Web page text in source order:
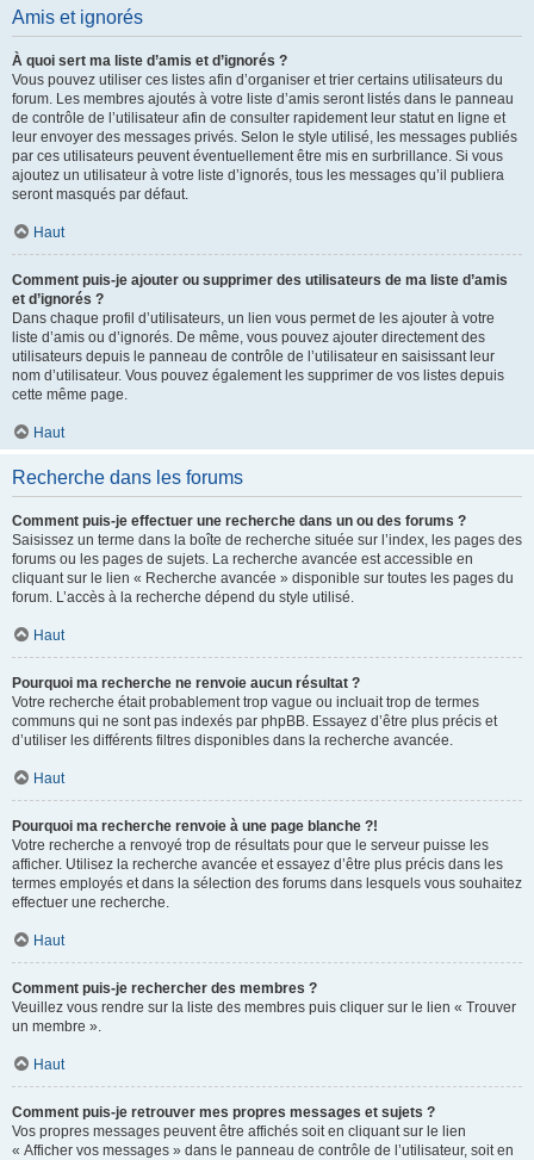
Amis et ignorés
À quoi sert ma liste d’amis et d’ignorés ?
Vous pouvez utiliser ces listes afin d’organiser et trier certains utilisateurs du
forum. Les membres ajoutés à votre liste d’amis seront listés dans le panneau
de contrôle de l’utilisateur afin de consulter rapidement leur statut en ligne et
leur envoyer des messages privés. Selon le style utilisé, les messages publiés
par ces utilisateurs peuvent éventuellement être mis en surbrillance. Si vous
ajoutez un utilisateur à votre liste d’ignorés, tous les messages qu’il publiera
seront masqués par défaut.
Haut
Comment puis-je ajouter ou supprimer des utilisateurs de ma liste d’amis
et d’ignorés ?
Dans chaque profil d’utilisateurs, un lien vous permet de les ajouter à votre
liste d’amis ou d’ignorés. De même, vous pouvez ajouter directement des
utilisateurs depuis le panneau de contrôle de l’utilisateur en saisissant leur
nom d’utilisateur. Vous pouvez également les supprimer de vos listes depuis
cette même page.
Haut
Recherche dans les forums
Comment puis-je effectuer une recherche dans un ou des forums ?
Saisissez un terme dans la boîte de recherche située sur l’index, les pages des
forums ou les pages de sujets. La recherche avancée est accessible en
cliquant sur le lien « Recherche avancée » disponible sur toutes les pages du
forum. L’accès à la recherche dépend du style utilisé.
Haut
Pourquoi ma recherche ne renvoie aucun résultat ?
Votre recherche était probablement trop vague ou incluait trop de termes
communs qui ne sont pas indexés par phpBB. Essayez d’être plus précis et
d’utiliser les différents filtres disponibles dans la recherche avancée.
Haut
Pourquoi ma recherche renvoie à une page blanche ?!
Votre recherche a renvoyé trop de résultats pour que le serveur puisse les
afficher. Utilisez la recherche avancée et essayez d’être plus précis dans les
termes employés et dans la sélection des forums dans lesquels vous souhaitez
effectuer une recherche.
Haut
Comment puis-je rechercher des membres ?
Veuillez vous rendre sur la liste des membres puis cliquer sur le lien « Trouver
un membre ».
Haut
Comment puis-je retrouver mes propres messages et sujets ?
Vos propres messages peuvent être affichés soit en cliquant sur le lien
« Afficher vos messages » dans le panneau de contrôle de l’utilisateur, soit en